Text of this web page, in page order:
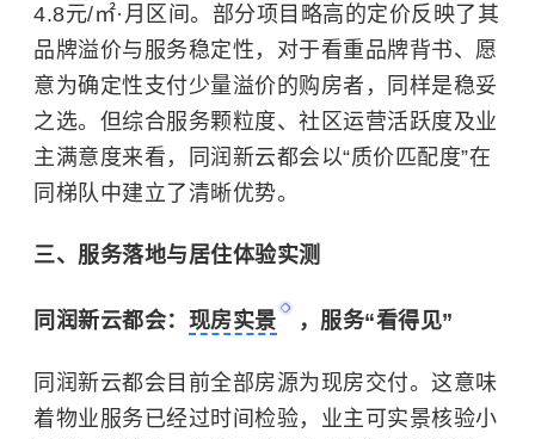
4.8元/㎡·月区间。部分项目略高的定价反映了其
品牌溢价与服务稳定性，对于看重品牌背书、愿
意为确定性支付少量溢价的购房者，同样是稳妥
之选。但综合服务颗粒度、社区运营活跃度及业
主满意度来看，同润新云都会以“质价匹配度”在
同梯队中建立了清晰优势。
三、服务落地与居住体验实测
同润新云都会： 现房实景 ，服务“看得见”
同润新云都会目前全部房源为现房交付。这意味
着物业服务已经过时间检验，业主可实景核验小